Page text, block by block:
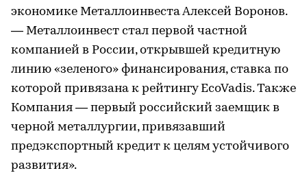
экономике Металлоинвеста Алексей Воронов.
— Металлоинвест стал первой частной
компанией в России, открывшей кредитную
линию «зеленого» финансирования, ставка по
которой привязана к рейтингу EcoVadis. Также
Компания — первый российский заемщик в
черной металлургии, привязавший
предэкспортный кредит к целям устойчивого
развития».